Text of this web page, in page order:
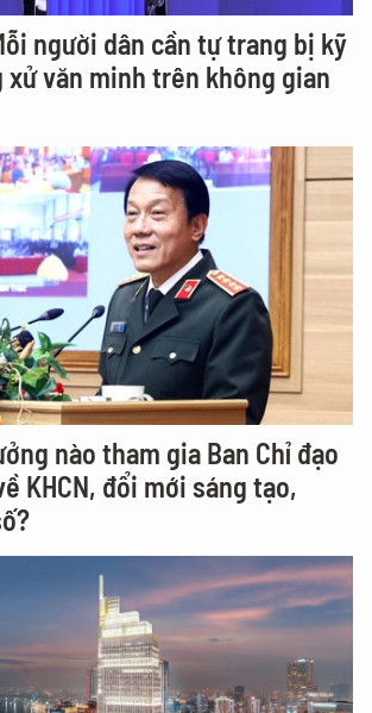
người dân cần tự trang bị kỹ
xử văn minh trên không gian
nào tham gia Ban Chỉ đạo
KHCN, đổi mới sáng tạo,